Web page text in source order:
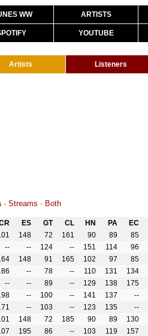
WW ARTISTS
YOUTUBE
Artists Listeners
· Streams · Both
ES GT CL HN PA
EC
148 72 161 90 89
85
-- -- 124 -- 151 114
96
148 91 165 102 97
85
-- 78 -- 110 131
134
-- -- 89 -- 129 138
175
-- 100 -- 141 137
--
-- 103 -- 123 135
--
148 72 185 90 89
130
195 86 -- 103 119
157